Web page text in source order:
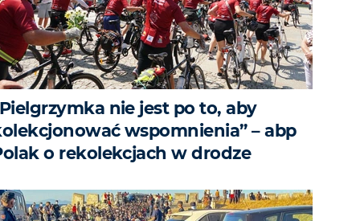
nie jest po to, aby
wspomnienia” – abp
o rekolekcjach w drodze